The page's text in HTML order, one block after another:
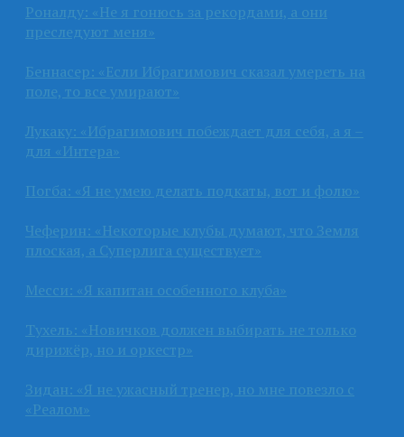
Роналду: «Не я гонюсь за рекордами, а они
преследуют меня»
Беннасер: «Если Ибрагимович сказал умереть на
поле, то все умирают»
Лукаку: «Ибрагимович побеждает для себя, а я –
для «Интера»
Погба: «Я не умею делать подкаты, вот и фолю»
Чеферин: «Некоторые клубы думают, что Земля
плоская, а Суперлига существует»
Месси: «Я капитан особенного клуба»
Тухель: «Новичков должен выбирать не только
дирижёр, но и оркестр»
Зидан: «Я не ужасный тренер, но мне повезло с
«Реалом»